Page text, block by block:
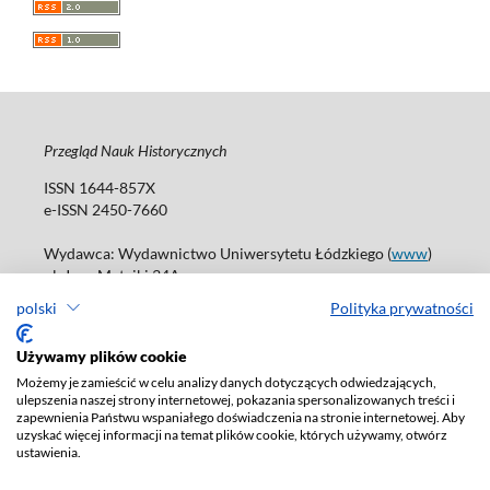
polski Polityka prywatności
Używamy plików cookie
Możemy je zamieścić w celu analizy danych dotyczących odwiedzających,
ulepszenia naszej strony internetowej, pokazania spersonalizowanych treści i
zapewnienia Państwu wspaniałego doświadczenia na stronie internetowej. Aby
uzyskać więcej informacji na temat plików cookie, których używamy, otwórz
ustawienia.
Przegląd Nauk Historycznych
ISSN 1644-857X
e-ISSN 2450-7660
Wydawca: Wydawnictwo Uniwersytetu Łódzkiego (www)
ul. Jana Matejki 34A
Tel.: 42 235 01 65, fax: 42 66 55 86
Deklaracja dostępności